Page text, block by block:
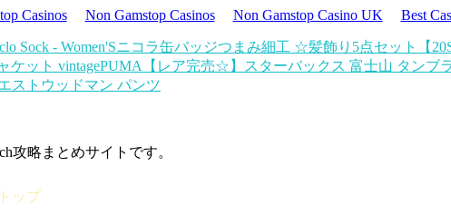
Casinos Non Gamstop Casinos Non Gamstop Casino UK Best
Sock - Women'Sニコラ缶バッジつまみ細工 ☆髪飾り5点セット
【
ケット vintagePUMA 【レア完売☆】スターバックス 富士山 タンブ
ストウッドマン パンツ
攻略まとめサイトです。
ップ